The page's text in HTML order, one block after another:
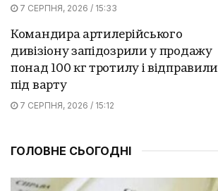
7 СЕРПНЯ, 2026 / 15:33
Командира артилерійського
дивізіону запідозрили у продажу
понад 100 кг тротилу і відправили
під варту
7 СЕРПНЯ, 2026 / 15:12
ГОЛОВНЕ СЬОГОДНІ